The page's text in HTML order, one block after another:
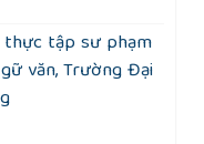
thực tập sư phạm
văn, Trường Đại